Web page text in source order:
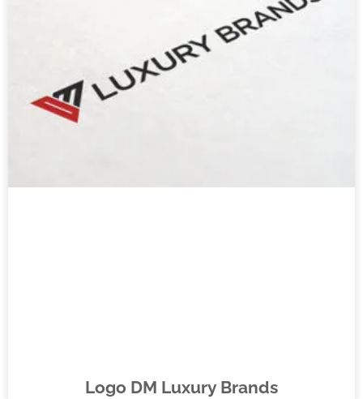
Logo DM Luxury Brands